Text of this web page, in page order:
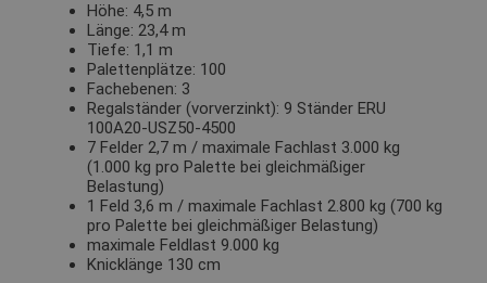
Höhe: 4,5 m
Länge: 23,4 m
Tiefe: 1,1 m
Palettenplätze: 100
Fachebenen: 3
Regalständer (vorverzinkt): 9 Ständer ERU
100A20-USZ50-4500
7 Felder 2,7 m / maximale Fachlast 3.000 kg
(1.000 kg pro Palette bei gleichmäßiger
Belastung)
1 Feld 3,6 m / maximale Fachlast 2.800 kg (700 kg
pro Palette bei gleichmäßiger Belastung)
maximale Feldlast 9.000 kg
Knicklänge 130 cm